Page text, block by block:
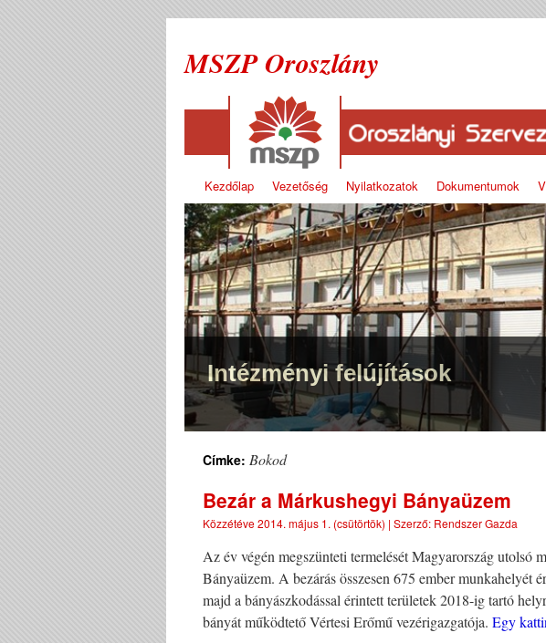
MSZP Oroszlány
Kezdőlap Vezetőség Nyilatkozatok Dokumentumok
Intézményi felújítások
Címke: Bokod
Bezár a Márkushegyi Bányaüzem
Közzétéve2014. május 1. (csütörtök) | Szerző: Rendszer Gazda
Az év végén megszünteti termelését Magyarország utolsó
Bányaüzem. A bezárás összesen 675 ember munkahelyét
majd a bányászkodással érintett területek 2018-ig tartó
bányát működtető Vértesi Erőmű vezérigazgatója. Egy